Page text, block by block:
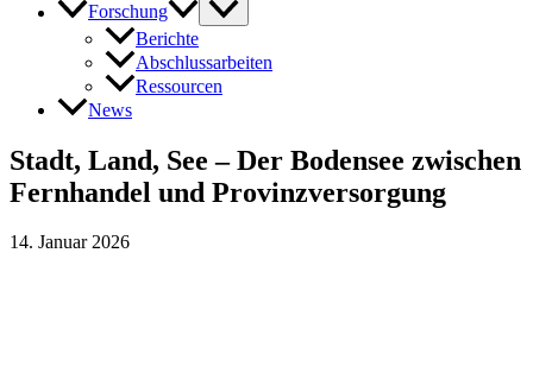
Forschung
Berichte
Abschlussarbeiten
Ressourcen
News
Stadt, Land, See – Der Bodensee zwischen
Fernhandel und Provinzversorgung
14. Januar 2026